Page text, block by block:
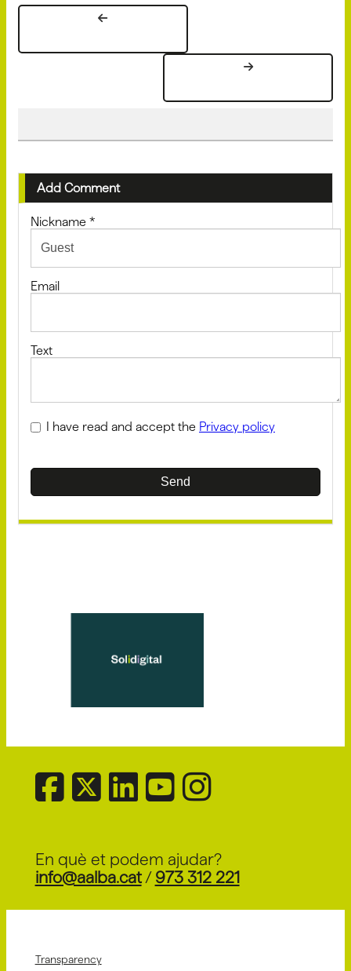
Add Comment
Nickname *
Email
Text
I have read and accept the Privacy policy
Send
En què et podem ajudar?
info@aalba.cat/ 973 312 221
Transparency